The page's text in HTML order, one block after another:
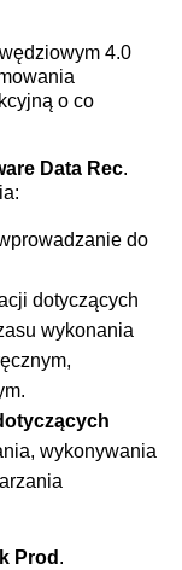
4.0
o co
Data Rec.
do
dotyczących
wykonania
wykonywania
Prod .